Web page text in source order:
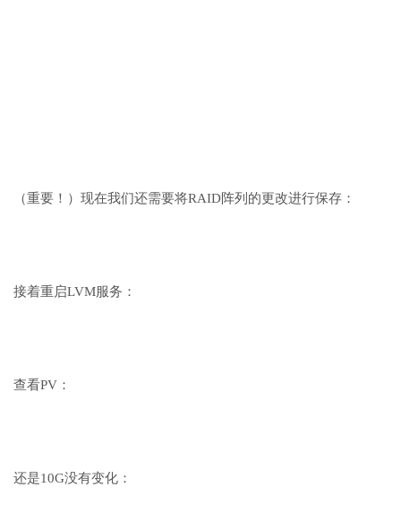
（重要！）现在我们还需要将RAID阵列的更改进行保存：
接着重启LVM服务：
查看PV：
还是10G没有变化：